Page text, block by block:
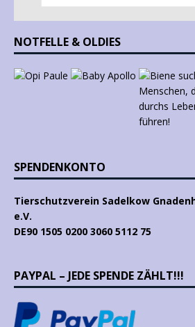
NOTFELLE & OLDIES
SPENDENKONTO
Tierschutzverein Sadelkow
e.V.
DE90 1505 0200 3060 5112 75
PAYPAL – JEDE SPENDE ZÄHLT!!!